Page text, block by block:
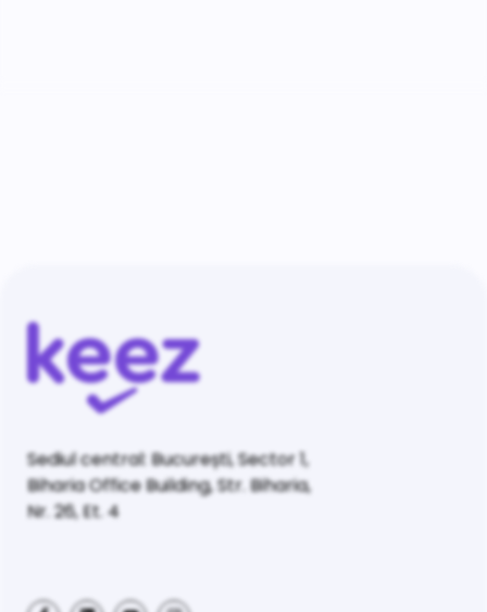
Sediul central: București, Sector 1,
Biharia Office Building, Str. Biharia,
Nr. 26, Et. 4